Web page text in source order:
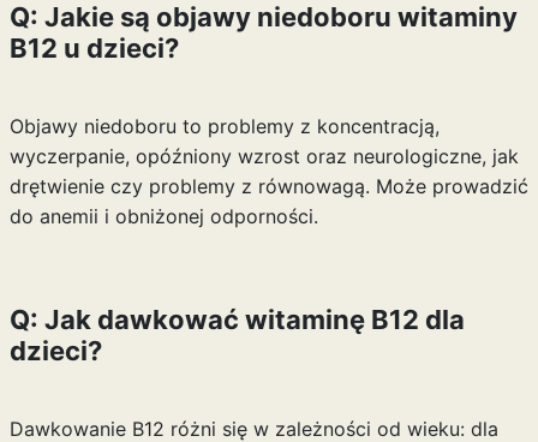
Q: Jakie są objawy niedoboru witaminy
B12 u dzieci?
Objawy niedoboru to problemy z koncentracją,
wyczerpanie, opóźniony wzrost oraz neurologiczne, jak
drętwienie czy problemy z równowagą. Może prowadzić
do anemii i obniżonej odporności.
Q: Jak dawkować witaminę B12 dla
dzieci?
Dawkowanie B12 różni się w zależności od wieku: dla